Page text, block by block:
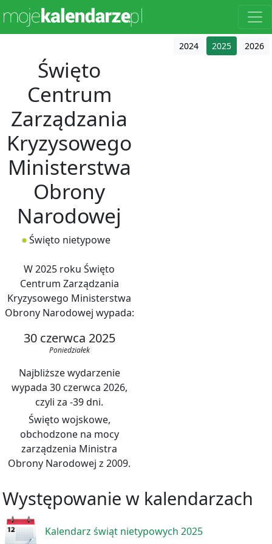
2024 2025 2026
Święto
Centrum
Zarządzania
Kryzysowego
Ministerstwa
Obrony
Narodowej
Święto nietypowe
W 2025 roku Święto
Centrum Zarządzania
Kryzysowego Ministerstwa
Obrony Narodowej wypada:
30 czerwca 2025
Poniedziałek
Najbliższe wydarzenie
wypada 30 czerwca 2026,
czyli za -39 dni.
Święto wojskowe,
obchodzone na mocy
zarządzenia Ministra
Obrony Narodowej z 2009.
Występowanie w kalendarzach
Kalendarz świąt nietypowych 2025